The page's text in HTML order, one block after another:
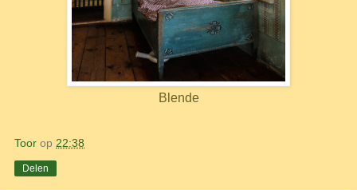
Blende
Toor op 22:38
Delen